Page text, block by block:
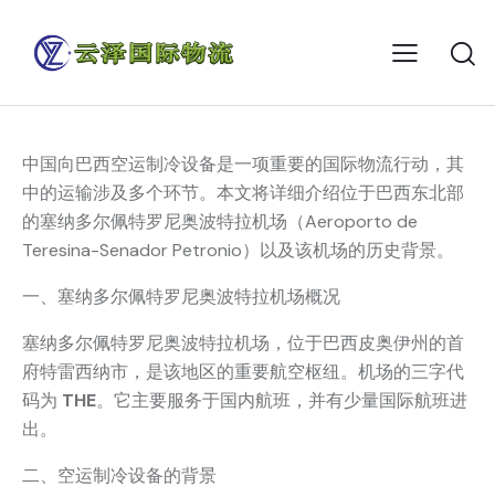
中国向巴西空运制冷设备是一项重要的国际物流行动，其
中的运输涉及多个环节。本文将详细介绍位于巴西东北部
的塞纳多尔佩特罗尼奥波特拉机场（Aeroporto de
Teresina-Senador Petronio）以及该机场的历史背景。
一、塞纳多尔佩特罗尼奥波特拉机场概况
塞纳多尔佩特罗尼奥波特拉机场，位于巴西皮奥伊州的首
府特雷西纳市，是该地区的重要航空枢纽。机场的三字代
码为 THE。它主要服务于国内航班，并有少量国际航班进
出。
二、空运制冷设备的背景